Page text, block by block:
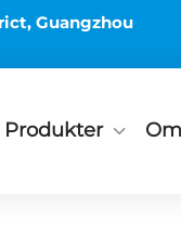
Guangzhou
Produkter